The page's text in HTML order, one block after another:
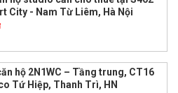
City - Nam Từ Liêm, Hà Nội
hộ 2N1WC – Tầng trung, CT16
Tứ Hiệp, Thanh Trì, HN